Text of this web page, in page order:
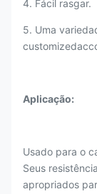
4. Fácil rasgar.
5. Uma
Aplicação:
Usado para o
Seus
apropriados